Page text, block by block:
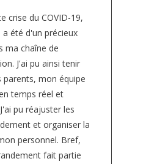
crise du COVID-19,
été d'un précieux
ma chaîne de
J'ai pu ainsi tenir
mon équipe
temps réel et
pu réajuster les
et organiser la
personnel. Bref,
fait partie